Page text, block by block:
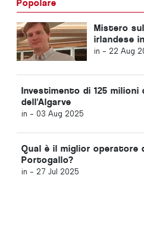
Popolare
Mistero
irlandese
in - 22 Aug
Investimento di 125
dell'Algarve
in - 03 Aug 2025
Qual è il miglior operatore
Portogallo?
in - 27 Jul 2025